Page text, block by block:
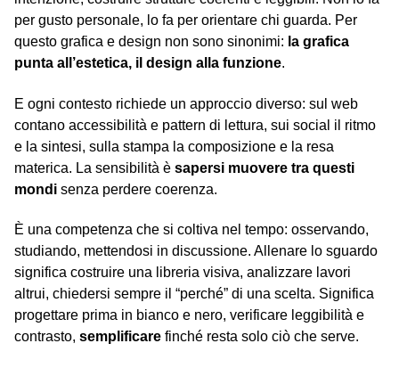
per gusto personale, lo fa per orientare chi guarda. Per
questo grafica e design non sono sinonimi: la grafica
punta all’estetica, il design alla funzione.
E ogni contesto richiede un approccio diverso: sul web
contano accessibilità e pattern di lettura, sui social il ritmo
e la sintesi, sulla stampa la composizione e la resa
materica. La sensibilità è sapersi muovere tra questi
mondi senza perdere coerenza.
È una competenza che si coltiva nel tempo: osservando,
studiando, mettendosi in discussione. Allenare lo sguardo
significa costruire una libreria visiva, analizzare lavori
altrui, chiedersi sempre il “perché” di una scelta. Significa
progettare prima in bianco e nero, verificare leggibilità e
contrasto, semplificare finché resta solo ciò che serve.